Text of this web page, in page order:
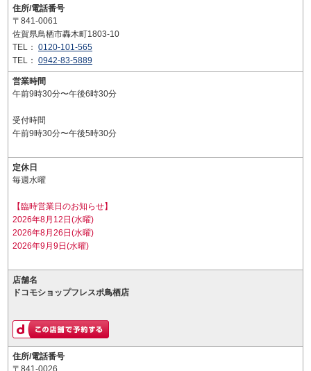
住所/電話番号
〒841-0061
佐賀県鳥栖市轟木町1803-10
TEL： 0120-101-565
TEL： 0942-83-5889
営業時間
午前9時30分〜午後6時30分
受付時間
午前9時30分〜午後5時30分
定休日
毎週水曜
【臨時営業日のお知らせ】
2026年8月12日(水曜)
2026年8月26日(水曜)
2026年9月9日(水曜)
店舗名
ドコモショップフレスポ鳥栖店
住所/電話番号
〒841-0026